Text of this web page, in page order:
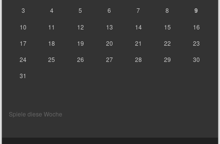
3
4 5 6 7 8 9
10 11 12 13 14 15
16
17
18 19 20 21 22
23
24
25 26 27 28 29
30
31
Spiele diese Woche